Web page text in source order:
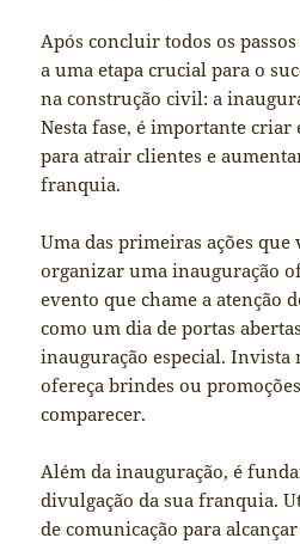
Após concluir todos os
a uma etapa crucial para o
na construção civil: a
Nesta fase, é importante criar
para atrair clientes e
franquia.
Uma das primeiras ações que
organizar uma inauguração
evento que chame a atenção
como um dia de portas
inauguração especial. Invista
ofereça brindes ou
comparecer.
Além da inauguração, é
divulgação da sua franquia.
de comunicação para